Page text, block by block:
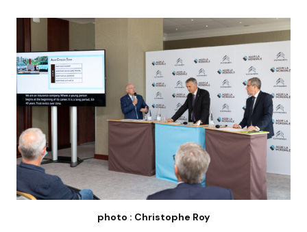
photo : Christophe Roy